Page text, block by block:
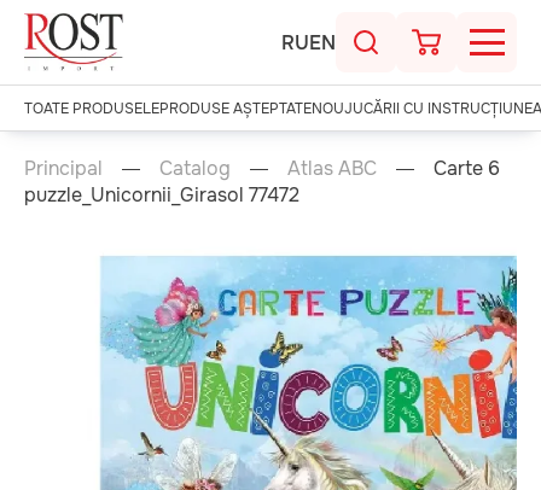
RUEN
TOATE PRODUSELEPRODUSE AȘTEPTATENOUJUCĂRII CU
Principal Catalog Atlas ABC
Carte 6
puzzle_Unicornii_Girasol 77472